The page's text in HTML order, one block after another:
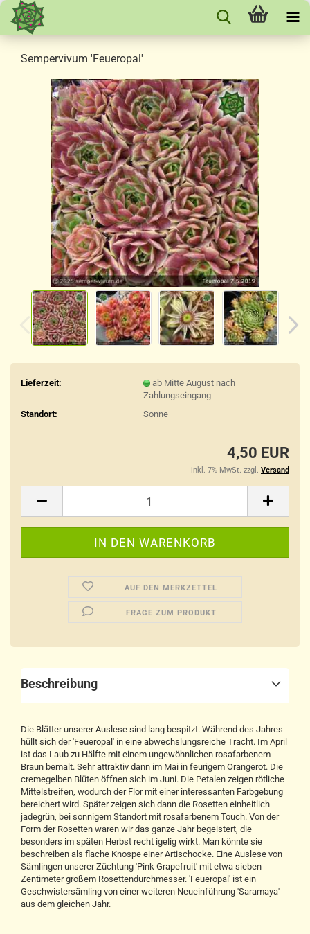
Sempervivum 'Feueropal'
Lieferzeit:
ab Mitte August nach
Zahlungseingang
Standort:
Sonne
4,50 EUR
inkl. 7% MwSt. zzgl. Versand
AUF DEN MERKZETTEL
FRAGE ZUM PRODUKT
Beschreibung
Die Blätter unserer Auslese sind lang bespitzt. Während des Jahres
hüllt sich der 'Feueropal' in eine abwechslungsreiche Tracht. Im April
ist das Laub zu Hälfte mit einem ungewöhnlichen rosafarbenem
Braun bemalt. Sehr attraktiv dann im Mai in feurigem Orangerot. Die
cremegelben Blüten öffnen sich im Juni. Die Petalen zeigen rötliche
Mittelstreifen, wodurch der Flor mit einer interessanten Farbgebung
bereichert wird. Später zeigen sich dann die Rosetten einheitlich
jadegrün, bei sonnigem Standort mit rosafarbenem Touch. Von der
Form der Rosetten waren wir das ganze Jahr begeistert, die
besonders im späten Herbst recht igelig wirkt. Man könnte sie
beschreiben als flache Knospe einer Artischocke. Eine Auslese von
Sämlingen unserer Züchtung 'Pink Grapefruit' mit etwa sieben
Zentimeter großem Rosettendurchmesser. 'Feueropal' ist ein
Geschwistersämling von einer weiteren Neueinführung 'Saramaya'
aus dem gleichen Jahr.